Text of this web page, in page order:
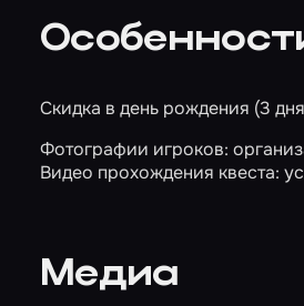
Скидка в день рождения (3
Фотографии игроков:
Видео прохождения квеста:
Медиа